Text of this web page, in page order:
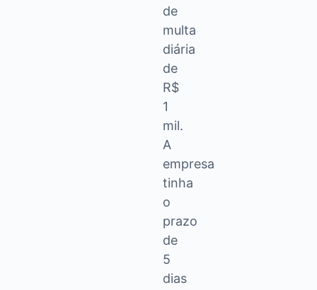
de
multa
diária
de
R$
1
mil.
A
empresa
tinha
o
prazo
de
5
dias